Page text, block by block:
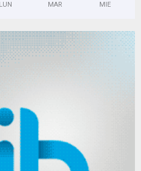
LUN MAR MIE